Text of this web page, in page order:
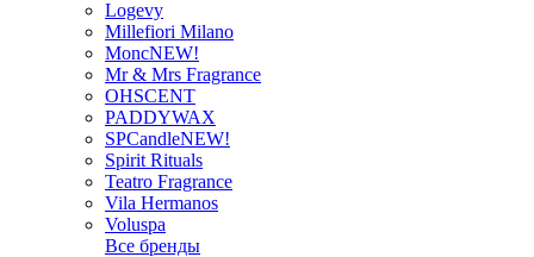
Logevy
Millefiori Milano
MoncNEW!
Mr & Mrs Fragrance
OHSCENT
PADDYWAX
SPCandleNEW!
Spirit Rituals
Teatro Fragrance
Vila Hermanos
Voluspa
Все бренды